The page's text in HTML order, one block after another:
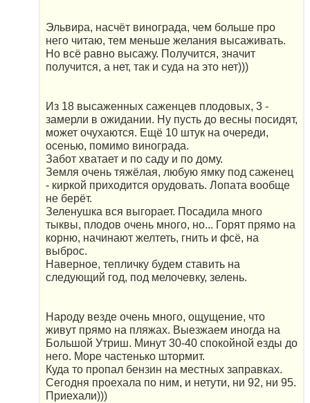
Эльвира, насчёт винограда, чем больше про
него читаю, тем меньше желания высаживать.
Но всё равно высажу. Получится, значит
получится, а нет, так и суда на это нет)))
Из 18 высаженных саженцев плодовых, 3 -
замерли в ожидании. Ну пусть до весны посидят,
может очухаются. Ещё 10 штук на очереди,
осенью, помимо винограда.
Забот хватает и по саду и по дому.
Земля очень тяжёлая, любую ямку под саженец
- киркой приходится орудовать. Лопата вообще
не берёт.
Зеленушка вся выгорает. Посадила много
тыквы, плодов очень много, но... Горят прямо на
корню, начинают желтеть, гнить и фсё, на
выброс.
Наверное, тепличку будем ставить на
следующий год, под мелочевку, зелень.
Народу везде очень много, ощущение, что
живут прямо на пляжах. Выезжаем иногда на
Большой Утриш. Минут 30-40 спокойной езды до
него. Море частенько штормит.
Куда то пропал бензин на местных заправках.
Сегодня проехала по ним, и нетути, ни 92, ни 95.
Приехали)))